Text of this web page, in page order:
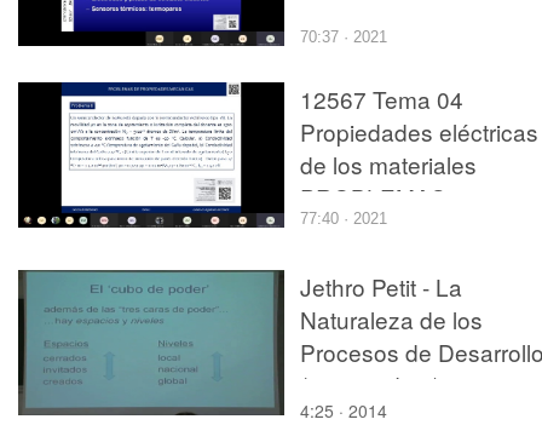
70:37 · 2021
12567 Tema 04
Propiedades eléctricas
de los materiales
PROBLEMAS
77:40 · 2021
Jethro Petit - La
Naturaleza de los
Procesos de
(parte 3 de 3)
4:25 · 2014